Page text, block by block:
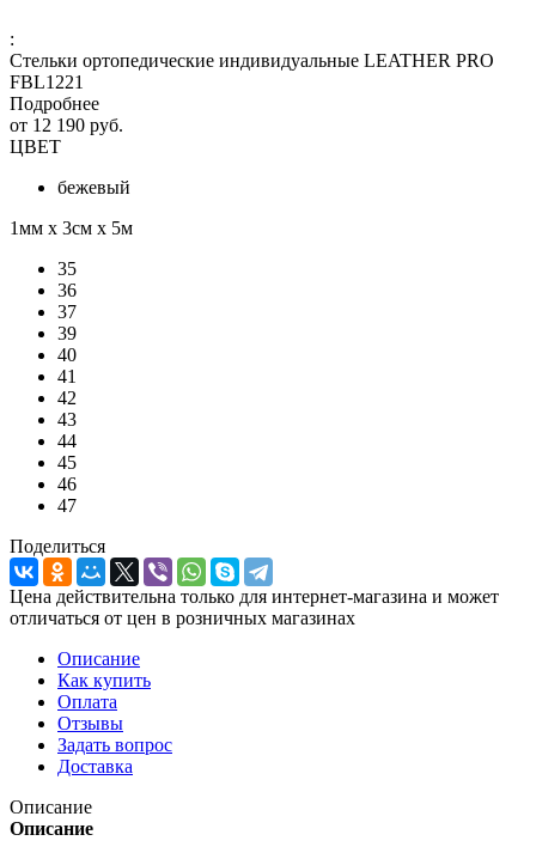
:
Стельки ортопедические индивидуальные LEATHER PRO
FBL1221
Подробнее
от 12 190 руб.
ЦВЕТ
бежевый
1мм х 3см х 5м
35
36
37
39
40
41
42
43
44
45
46
47
Поделиться
Цена действительна только для интернет-магазина и может
отличаться от цен в розничных магазинах
Описание
Как купить
Оплата
Отзывы
Задать вопрос
Доставка
Описание
Описание